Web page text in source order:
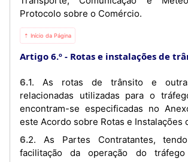
Protocolo sobre o Comércio.
⇡ Início da Página
Artigo 6.º Rotas e instalações de
6.1. As rotas de trânsito e outras instalações
relacionadas utilizadas para o
encontram-se especificadas no
este Acordo sobre Rotas e Instalações
6.2. As Partes Contratantes, tendo em vista a
facilitação da operação do